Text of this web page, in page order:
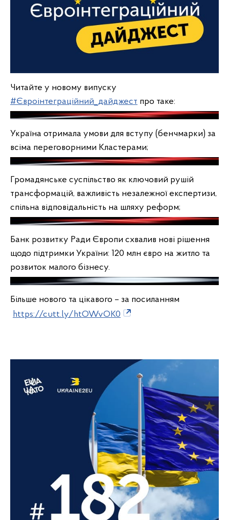
Читайте у новому випуску
#Євроінтеграційний_дайджест про таке:
Україна отримала умови для вступу (бенчмарки) за
всіма переговорними Кластерами;
Громадянське суспільство як ключовий рушій
трансформацій, важливість незалежної експертизи,
спільна відповідальність на шляху реформ;
Банк розвитку Ради Європи схвалив нові рішення
щодо підтримки України: 120 млн євро на житло та
розвиток малого бізнесу.
Більше нового та цікавого – за посиланням
https://cutt.ly/htOWvOK0